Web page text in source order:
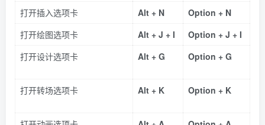
打开插入选项卡 Alt + N
Option + N
打开绘图选项卡
Alt + J + I
Option + J + I
打开设计选项卡
Alt + G Option + G
打开转场选项卡 Alt + K Option + K